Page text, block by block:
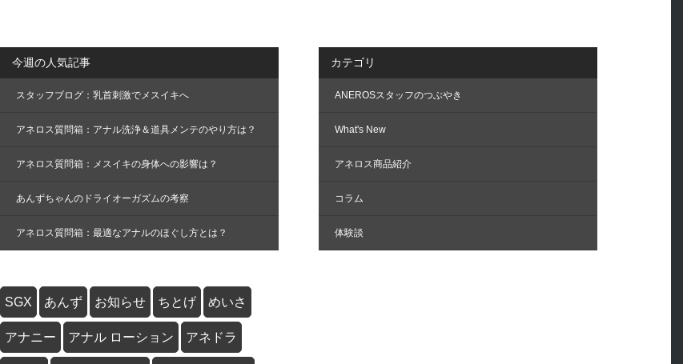
今週の人気記事
スタッフブログ：乳首刺激でメスイキへ
アネロス質問箱：アナル洗浄＆道具メンテのやり方は？
アネロス質問箱：メスイキの身体への影響は？
あんずちゃんのドライオーガズムの考察
アネロス質問箱：最適なアナルのほぐし方とは？
カテゴリ
ANEROSスタッフのつぶやき
What's New
アネロス商品紹介
コラム
体験談
SGX あんず お知らせ ちとげ めいさ
アナニー アナル ローション アネドラ